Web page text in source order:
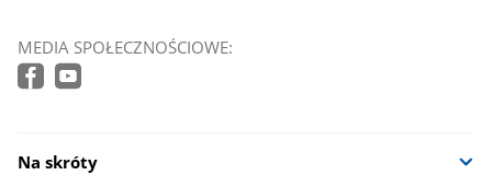
MEDIA SPOŁECZNOŚCIOWE:
Na skróty